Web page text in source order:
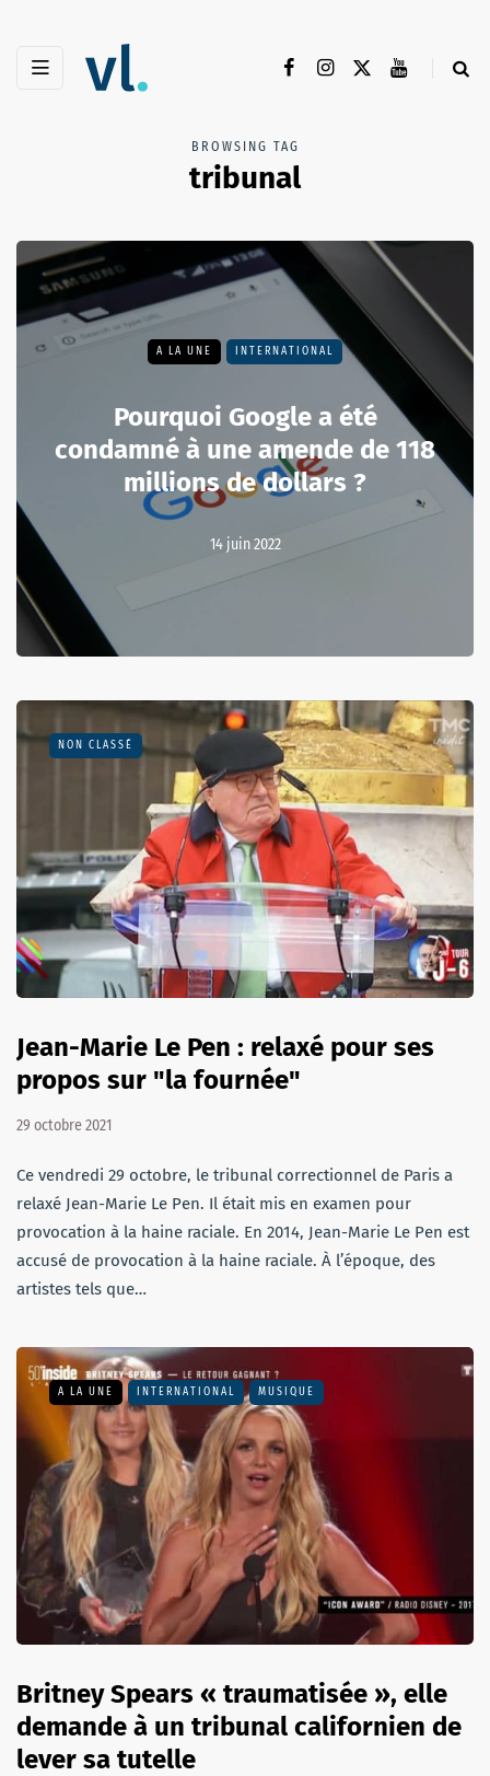
BROWSING TAG
tribunal
A LA UNE INTERNATIONAL
Pourquoi Google a été
condamné à une amende de 118
millions de dollars ?
14 juin 2022
NON CLASSÉ
Jean-Marie Le Pen : relaxé pour ses
propos sur "la fournée"
29 octobre 2021
Ce vendredi 29 octobre, le tribunal correctionnel de Paris a
relaxé Jean-Marie Le Pen. Il était mis en examen pour
provocation à la haine raciale. En 2014, Jean-Marie Le Pen est
accusé de provocation à la haine raciale. À l’époque, des
artistes tels que…
A LA UNE INTERNATIONAL MUSIQUE
Britney Spears « traumatisée », elle
demande à un tribunal californien de
lever sa tutelle